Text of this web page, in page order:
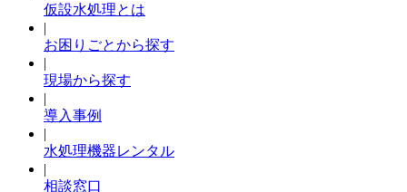
仮設水処理とは
|
お困りごとから探す
|
現場から探す
|
導入事例
|
水処理機器レンタル
|
相談窓口